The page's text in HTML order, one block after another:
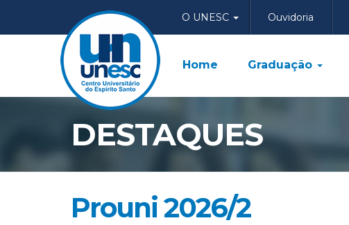
O UNESC Ouvidoria
Home Graduação
DESTAQUES
Prouni 2026/2